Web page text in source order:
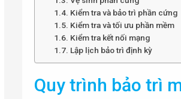
Kiểm tra và bảo trì phần cứng
Kiểm tra và tối ưu phần mềm
Kiểm tra kết nối mạng
Lập lịch bảo trì định kỳ
Quy trình bảo trì